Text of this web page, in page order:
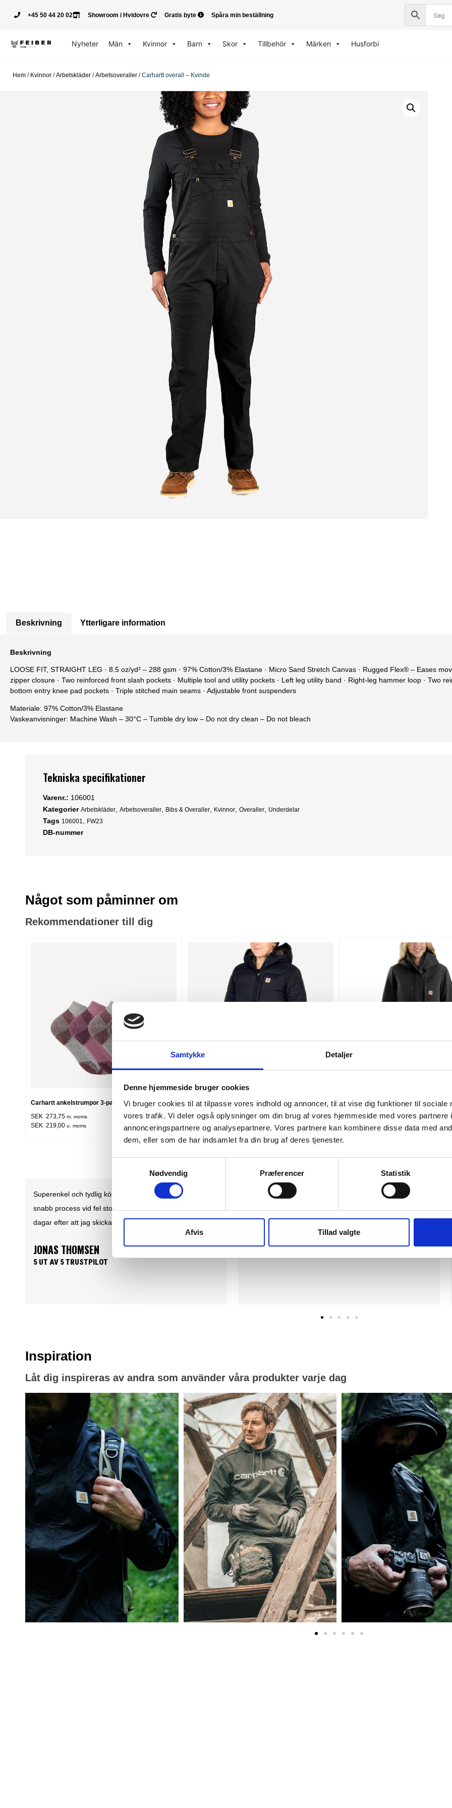
Samtykke Detaljer
Denne hjemmeside bruger cookies
Vi bruger cookies til at tilpasse vores indhold og annoncer, til at vise dig funktioner til sociale
vores trafik. Vi deler også oplysninger om din brug af vores hjemmeside med vores partnere
annonceringspartnere og analysepartnere. Vores partnere kan kombinere disse data med
dem, eller som de har indsamlet fra din brug af deres tjenester.
Nødvendig
Præferencer Statistik
Afvis Tillad valgte
+45 50 44 20 02 Showroom i Hvidovre Gratis byte Spåra min beställning
Nyheter Män Kvinnor Barn Skor Tillbehör Märken Husforbi
Hem / Kvinnor /Arbetskläder /Arbetsoveraller / Carhartt overall – Kvinde
Beskrivning Ytterligare information
Beskrivning
LOOSE FIT, STRAIGHT LEG · 8.5 oz/yd² – 288 gsm · 97% Cotton/3% Elastane · Micro Sand Stretch Canvas · Rugged Flex® – Eases
zipper closure · Two reinforced front slash pockets · Multiple tool and utility pockets · Left leg utility band · Right-leg hammer loop · Two
bottom entry knee pad pockets · Triple stitched main seams · Adjustable front suspenders
Materiale: 97% Cotton/3% Elastane
Vaskeanvisninger: Machine Wash – 30°C – Tumble dry low – Do not dry clean – Do not bleach
Tekniska specifikationer
Varenr.: 106001
Kategorier Arbetskläder Arbetsoveraller Bibs & Overaller Kvinnor Overaller Underdelar
Tags 106001 FW23
DB-nummer
Något som påminner om
Rekommendationer till dig
Carhartt ankelstrumpor 3-par till kvinnor
SEK 273,75 m. moms
SEK 219,00 u. moms
Carhartt vinter damjacka
SEK 2.498,75m. moms
SEK 1.999,00u. moms
Carhartt super dux damjacka
SEK 2.686,25m. moms
SEK 2.149,00 u. moms
BRA. Första köpet perfekt. Snabb leverans och en super
produkt. Det är inte sista gången jag handlar på Feiber.se
5 UT AV 5 TRUSTPILOT
Det är ett nöje att göra affärer med Feiber. En
produkterna lever upp till produktbeskrivningen. Samt
lättöverskådliga priser och snabb leverans......What's not
Inspiration
Låt dig inspireras av andra som använder våra produkter varje dag